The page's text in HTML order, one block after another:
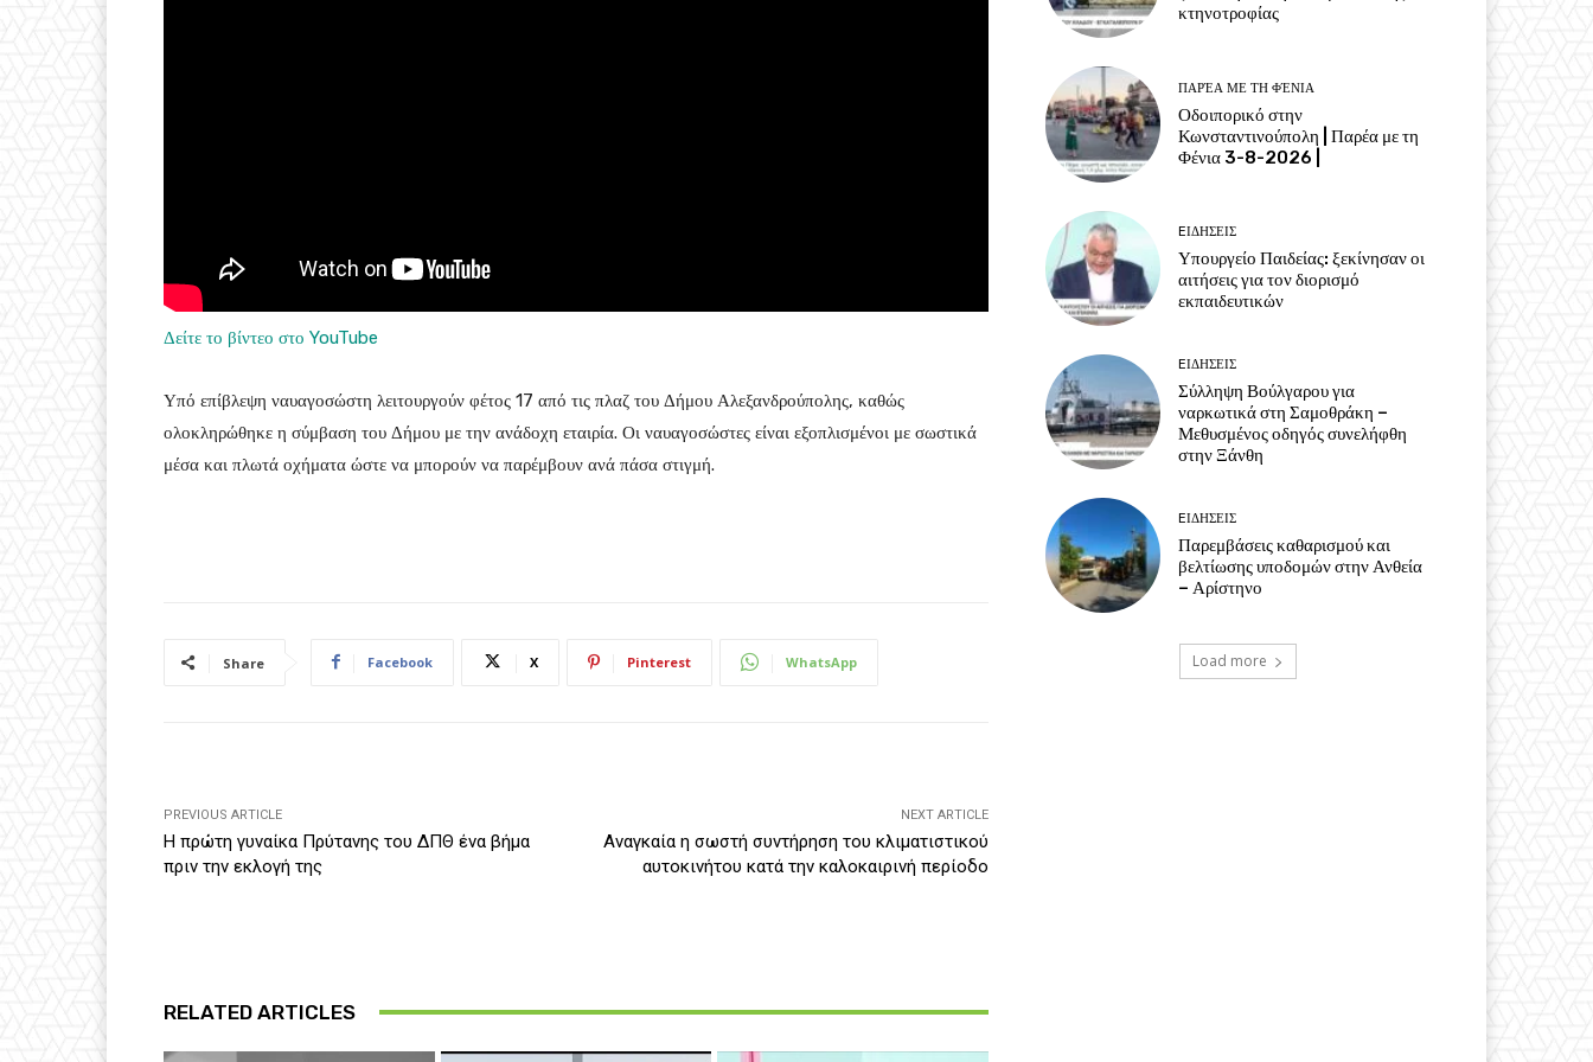
Δείτε το βίντεο στο YouTube
Υπό επίβλεψη ναυαγοσώστη λειτουργούν φέτος 17 από τις πλαζ του Δήμου Αλεξανδρούπολης, καθώς
ολοκληρώθηκε η σύμβαση του Δήμου με την ανάδοχη εταιρία. Οι ναυαγοσώστες είναι εξοπλισμένοι με σωστικά
μέσα και πλωτά οχήματα ώστε να μπορούν να παρέμβουν ανά πάσα στιγμή.
Share Facebook X Pinterest WhatsApp
PREVIOUS ARTICLE
Η πρώτη γυναίκα Πρύτανης του ΔΠΘ ένα βήμα
πριν την εκλογή της
NEXT ARTICLE
Αναγκαία η σωστή συντήρηση του κλιματιστικού
αυτοκινήτου κατά την καλοκαιρινή περίοδο
RELATED ARTICLES
κτηνοτροφίας
ΠΑΡΈΑ ΜΕ ΤΗ ΦΈΝΙΑ
Οδοιπορικό στην
Κωνσταντινούπολη | Παρέα με τη
Φένια 3-8-2026 |
EΙΔΗΣΕΙΣ
Υπουργείο Παιδείας: ξεκίνησαν οι
αιτήσεις για τον διορισμό
εκπαιδευτικών
EΙΔΗΣΕΙΣ
Σύλληψη Βούλγαρου για
ναρκωτικά στη Σαμοθράκη –
Μεθυσμένος οδηγός συνελήφθη
στην Ξάνθη
EΙΔΗΣΕΙΣ
Παρεμβάσεις καθαρισμού και
βελτίωσης υποδομών στην Ανθεία
– Αρίστηνο
Load more